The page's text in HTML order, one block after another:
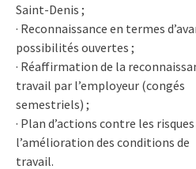
Saint-Denis ;
· Reconnaissance en termes
possibilités ouvertes ;
· Réaffirmation de la
travail par l’employeur (congés
semestriels) ;
· Plan d’actions contre les
l’amélioration des conditions de
travail.